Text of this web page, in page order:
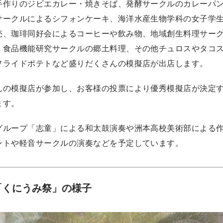
作りのジビエカレー・焼きそば、発酵サークルのカレーパ
ークルによるシフォンケーキ、海洋水産生物学科の女子学
、珈琲同好会によるコーヒーや飲み物、地域創生料理サー
食品機能研究サークルの郷土料理、その他チュロスやタコ
イドポテトなど盛りだくさんの模擬店が出店します。
の模擬店が参加し、お客様の投票により優秀模擬店が決定
。
ループ「志童」による和太鼓演奏や洲本高校美術部による
や軽音サークルの演奏などを予定しています。
にうみ祭」の様子